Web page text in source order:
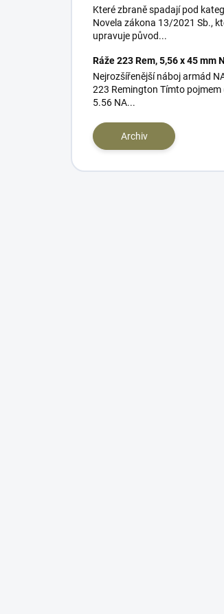
Které zbraně spadají pod
Novela zákona 13/2021 Sb.,
upravuje původ...
Ráže 223 Rem, 5,56 x 45 mm
Nejrozšířenější náboj armád
223 Remington Tímto pojmem
5.56 NA...
Archiv